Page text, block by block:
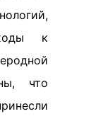
к
что